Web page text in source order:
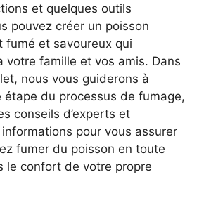
et quelques outils
pouvez créer un poisson
fumé et savoureux qui
votre famille et vos amis. Dans
nous vous guiderons à
étape du processus de fumage,
conseils d’experts et
pour vous assurer
fumer du poisson en toute
le confort de votre propre